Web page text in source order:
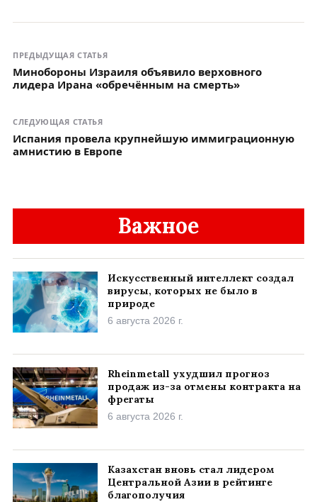
ПРЕДЫДУЩАЯ СТАТЬЯ
Минобороны Израиля объявило верховного
лидера Ирана «обречённым на смерть»
СЛЕДУЮЩАЯ СТАТЬЯ
Испания провела крупнейшую иммиграционную
амнистию в Европе
Важное
Искусственный интеллект создал
вирусы, которых не было в
природе
6 августа 2026 г.
Rheinmetall ухудшил прогноз
продаж из-за отмены контракта на
фрегаты
6 августа 2026 г.
Казахстан вновь стал лидером
Центральной Азии в рейтинге
благополучия